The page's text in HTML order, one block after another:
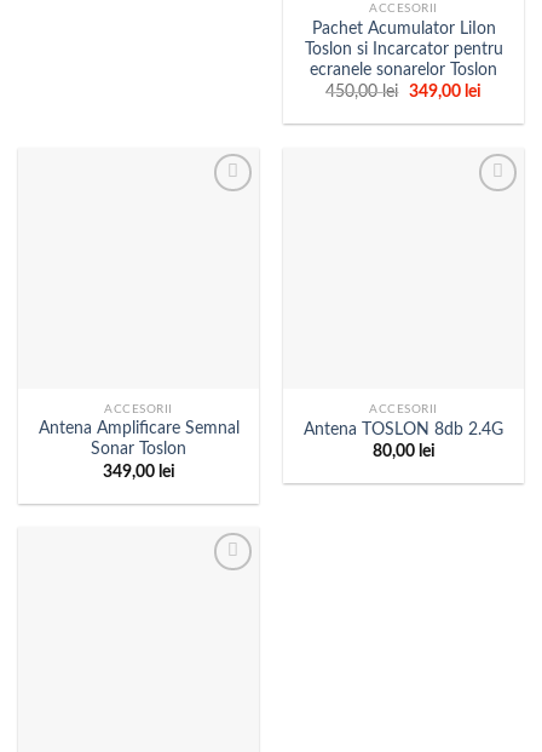
ACCESORII
Pachet Acumulator LiIon
Toslon si Incarcator pentru
ecranele sonarelor Toslon
450,00lei
Prețul
a
349,00 leiPrețul
este:
ACCESORII
Antena Amplificare Semnal
Sonar Toslon
349,00 lei
ACCESORII
Antena TOSLON 8db 2.4G
80,00 lei